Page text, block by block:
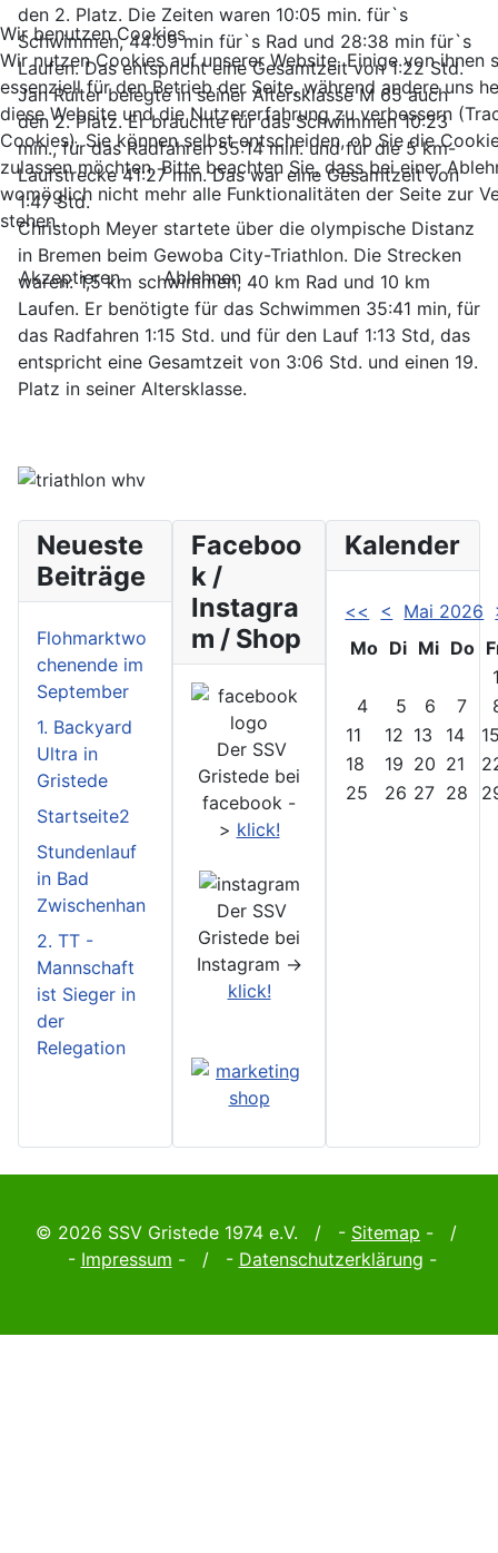
den 2. Platz. Die Zeiten waren 10:05 min. für`s
Schwimmen, 44:09 min für`s Rad und 28:38 min für`s
Laufen. Das entspricht eine Gesamtzeit von 1:22 Std.
Jan Ruiter belegte in seiner Altersklasse M 65 auch
den 2. Platz. Er brauchte für das Schwimmen 10:23
min., für das Radfahren 55:14 min. und für die 5 km-
Laufstrecke 41:27 min. Das war eine Gesamtzeit von
1:47 Std.
Christoph Meyer startete über die olympische Distanz
in Bremen beim Gewoba City-Triathlon. Die Strecken
waren: 1,5 km schwimmen, 40 km Rad und 10 km
Laufen. Er benötigte für das Schwimmen 35:41 min, für
das Radfahren 1:15 Std. und für den Lauf 1:13 Std, das
entspricht eine Gesamtzeit von 3:06 Std. und einen 19.
Platz in seiner Altersklasse.
Neueste
Beiträge
Flohmarktwo
chenende im
September
1. Backyard
Ultra in
Gristede
Startseite2
Stundenlauf
in Bad
Zwischenhan
2. TT -
Mannschaft
ist Sieger in
der
Relegation
Faceboo
k /
Instagra
m / Shop
Der SSV
Gristede bei
facebook -
> klick!
Der SSV
Gristede bei
Instagram ->
klick!
Kalender
<< < Mai 2026
Mo Di Mi Do
4
5 6 7
11
12 13 14
18
19 20 21
25
26 27 28
© 2026 SSV Gristede 1974 e.V. / - Sitemap - /
- Impressum - / - Datenschutzerklärung -
Wir benutzen Cookies
Wir nutzen Cookies auf unserer Website. Einige von ihnen
essenziell für den Betrieb der Seite, während andere uns
diese Website und die Nutzererfahrung zu verbessern
Cookies). Sie können selbst entscheiden, ob Sie die
zulassen möchten. Bitte beachten Sie, dass bei einer
womöglich nicht mehr alle Funktionalitäten der Seite zur
stehen.
Akzeptieren Ablehnen